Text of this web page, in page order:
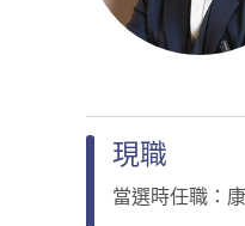
現職
當選時任職：